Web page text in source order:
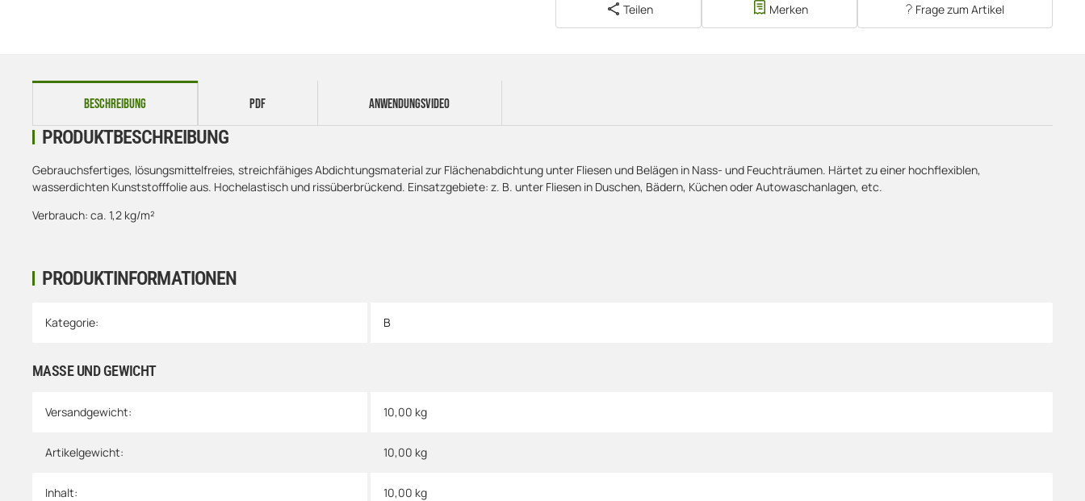
Teilen Merken Frage zum Artikel
weitere Registerkarten anzeigen
BESCHREIBUNG PDF ANWENDUNGSVIDEO
PRODUKTINFORMATIONEN
Produkteigenschaft
Wert
Kategorie: B
MASSE UND GEWICHT
Versandgewicht: 10,00 kg
Artikelgewicht: 10,00 kg
Inhalt: 10,00 kg
PRODUKTBESCHREIBUNG
Gebrauchsfertiges, lösungsmittelfreies, streichfähiges Abdichtungsmaterial zur Flächenabdichtung unter Fliesen und Belägen in Nass- und Feuchträumen. Härtet zu einer hochflexiblen,
wasserdichten Kunststofffolie aus. Hochelastisch und rissüberbrückend. Einsatzgebiete: z. B. unter Fliesen in Duschen, Bädern, Küchen oder Autowaschanlagen, etc.
Verbrauch: ca. 1,2 kg/m²